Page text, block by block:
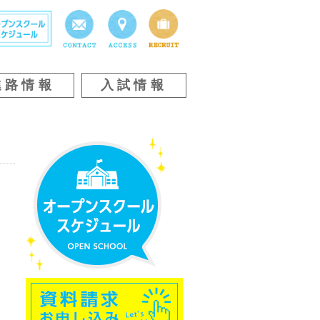
路情報 入試情報